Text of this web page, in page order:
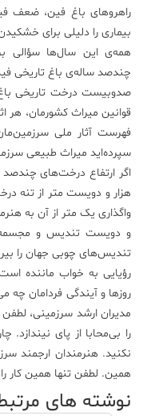
راهروهای باغ فین، ضعف
بیماری را دلیلی برای
همه‌ی این سال‌ها سؤالی
چندصد ساله‌ی باغ تاریخی
صدوبیست درخت تاریخی
قوانین میراث کشورمان، ‌هر
فهرست آثار ملی
سپرده‌اید میراث طبیعی
اگر ارتفاع درخت‌های
هزار و دویست متر از تنه
واگذاری یک متر از آن به
و دویست تندیس و مجسمه
تندیس‌های چوبی جهان را
رؤیایی به خواب ماننده
روزها و آیندگی فردامان چه
مدیران ارشد سرزمینی،
را بی‌محابا از پای نیندازد.
نکنید. هنرمندان ارجمند
همین. لطفن تنها همین کار
نوشته های